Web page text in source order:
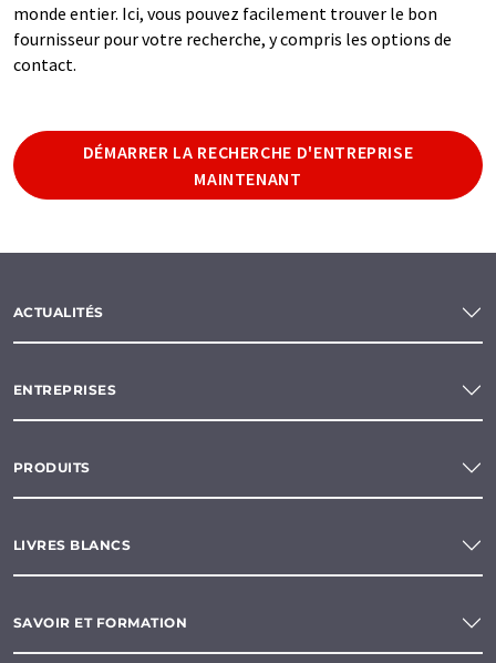
monde entier. Ici, vous pouvez facilement trouver le bon
fournisseur pour votre recherche, y compris les options de
contact.
DÉMARRER LA RECHERCHE D'ENTREPRISE
MAINTENANT
ACTUALITÉS
ENTREPRISES
PRODUITS
LIVRES BLANCS
SAVOIR ET FORMATION